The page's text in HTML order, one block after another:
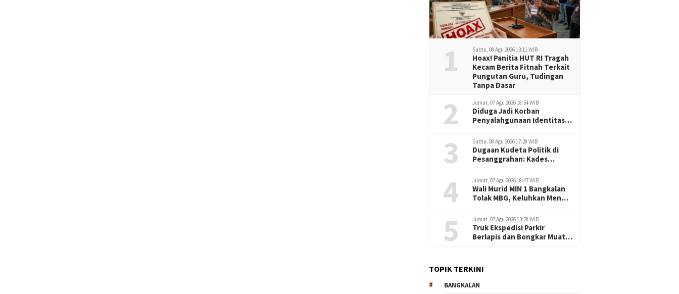
1 Sabtu, 08 Agu 2026 13:11 WIB
Hoax! Panitia HUT RI Tragah
Kecam Berita Fitnah Terkait
Pungutan Guru, Tudingan
Tanpa Dasar
2 Jumat, 07 Agu 2026 18:54 WIB
Diduga Jadi Korban
Penyalahgunaan Identitas,
Tempuh Jalur Hukum
dengan Pendampingan
Redaksi
3 Sabtu, 08 Agu 2026 17:28 WIB
Dugaan Kudeta Politik di
Pesanggrahan: Kades
Aparat Jadi Dalang
Provokasi
4 Jumat, 07 Agu 2026 18:47 WIB
Wali Murid MIN 1 Bangkalan
Tolak MBG, Keluhkan Menu
Minim
5 Jumat, 07 Agu 2026 13:28 WIB
Truk Ekspedisi Parkir
Berlapis dan Bongkar Muat
TOPIK TERKINI
BANGKALAN